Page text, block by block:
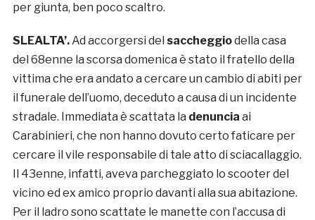
per giunta, ben poco scaltro.
SLEALTA’.Ad accorgersi del saccheggiodella casa
del 68enne la scorsa domenica è stato il fratello della
vittima che era andato a cercare un cambio di abiti per
il funerale dell’uomo, deceduto a causa di un incidente
stradale. Immediata è scattata la denuncia ai
Carabinieri, che non hanno dovuto certo faticare per
cercare il vile responsabile di tale atto di sciacallaggio.
Il 43enne, infatti, aveva parcheggiato lo scooter del
vicino ed ex amico proprio davanti alla sua abitazione.
Per il ladro sono scattate le manette con l’accusa di